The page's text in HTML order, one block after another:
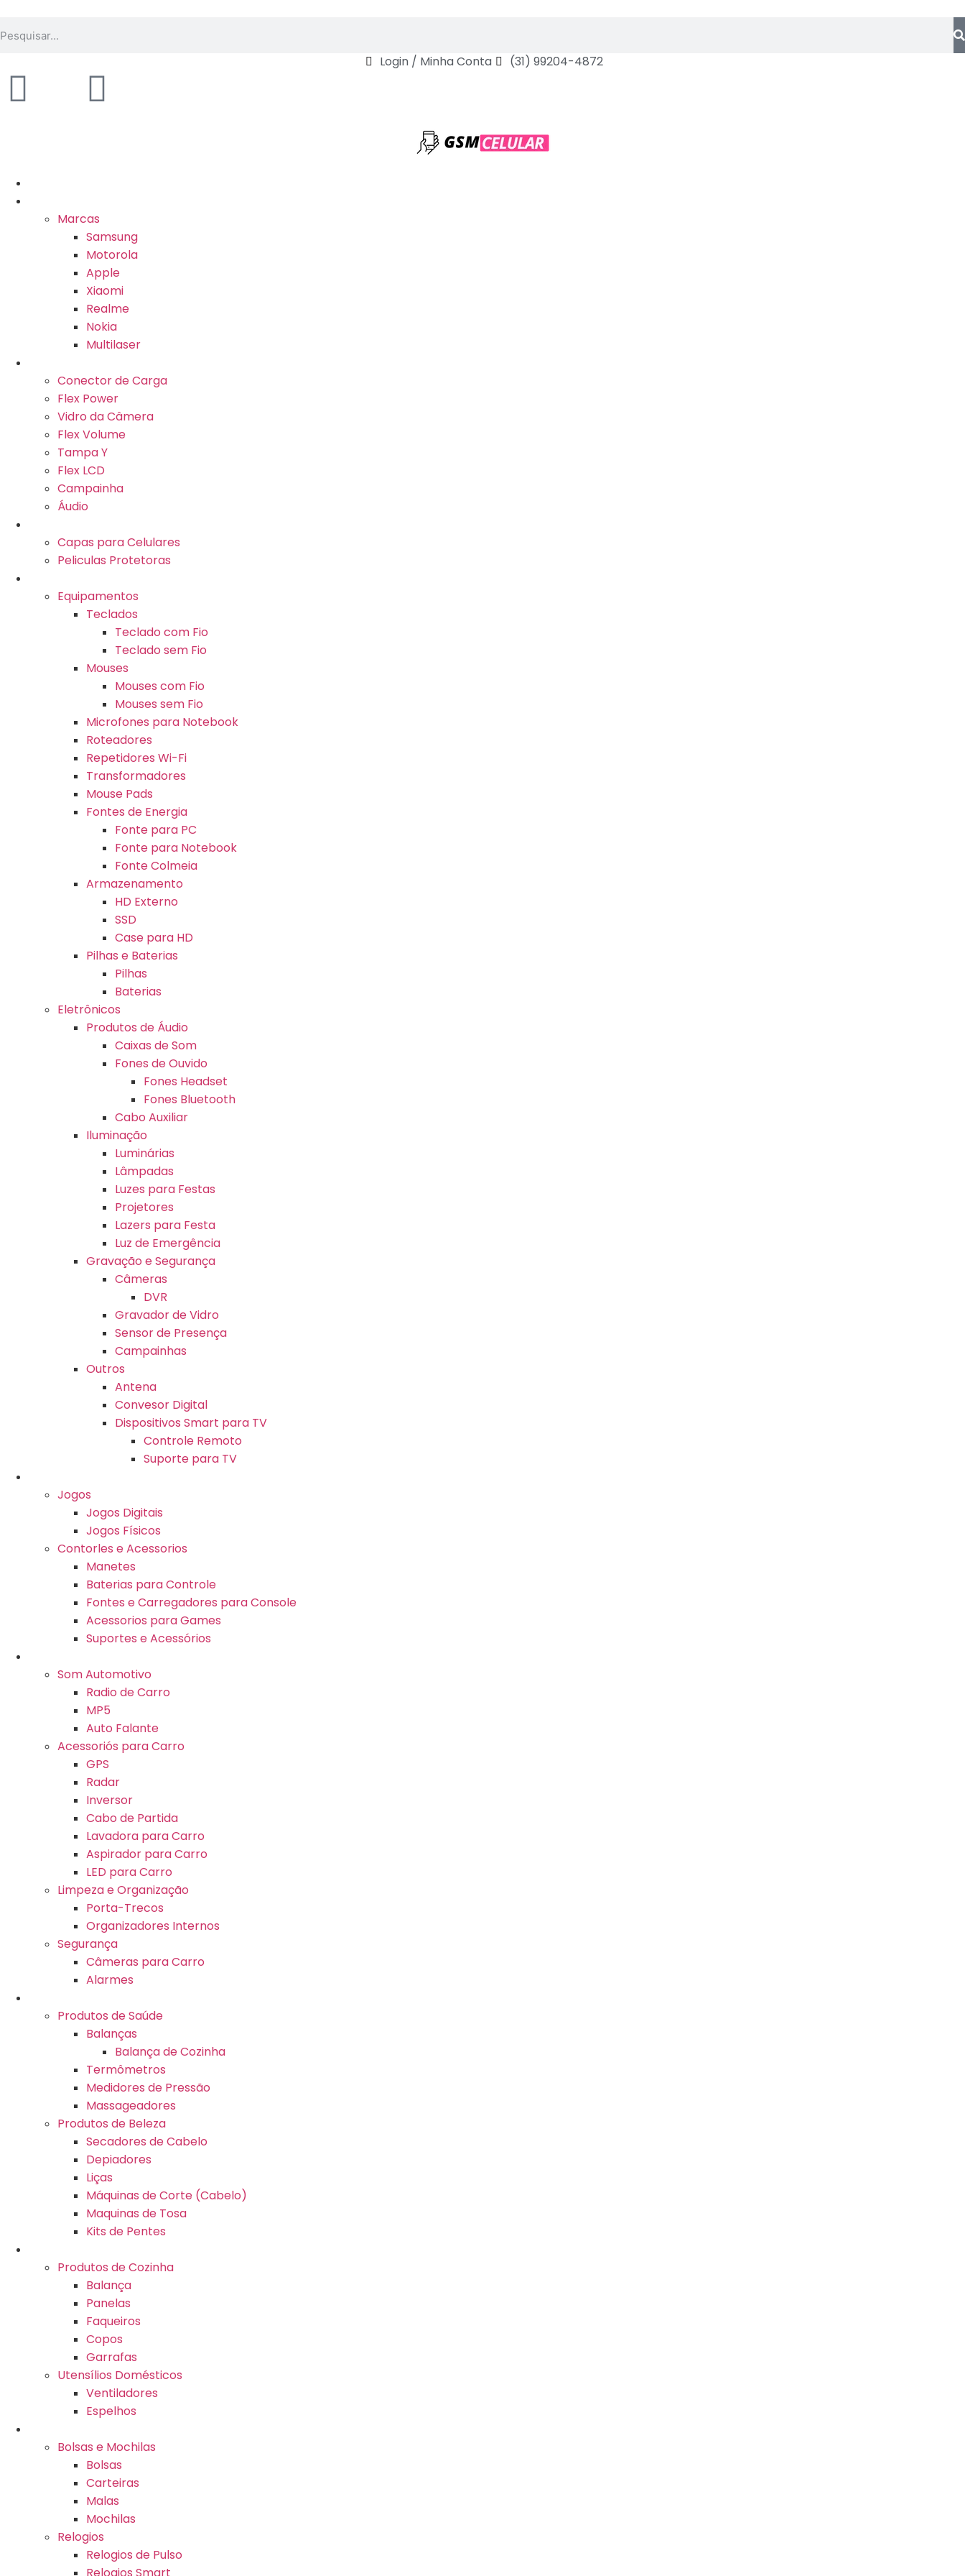
Login / Minha Conta (31) 99204-4872
Marcas
Samsung
Motorola
Apple
Xiaomi
Realme
Nokia
Multilaser
Conector de Carga
Flex Power
Vidro da Câmera
Flex Volume
Tampa Y
Flex LCD
Campainha
Áudio
Capas para Celulares
Peliculas Protetoras
Equipamentos
Teclados
Teclado com Fio
Teclado sem Fio
Mouses
Mouses com Fio
Mouses sem Fio
Microfones para Notebook
Roteadores
Repetidores Wi-Fi
Transformadores
Mouse Pads
Fontes de Energia
Fonte para PC
Fonte para Notebook
Fonte Colmeia
Armazenamento
HD Externo
SSD
Case para HD
Pilhas e Baterias
Pilhas
Baterias
Eletrônicos
Produtos de Áudio
Caixas de Som
Fones de Ouvido
Fones Headset
Fones Bluetooth
Cabo Auxiliar
Iluminação
Luminárias
Lâmpadas
Luzes para Festas
Projetores
Lazers para Festa
Luz de Emergência
Gravação e Segurança
Câmeras
DVR
Gravador de Vidro
Sensor de Presença
Campainhas
Outros
Antena
Convesor Digital
Dispositivos Smart para TV
Controle Remoto
Suporte para TV
Jogos
Jogos Digitais
Jogos Físicos
Contorles e Acessorios
Manetes
Baterias para Controle
Fontes e Carregadores para Console
Acessorios para Games
Suportes e Acessórios
Som Automotivo
Radio de Carro
MP5
Auto Falante
Acessoriós para Carro
GPS
Radar
Inversor
Cabo de Partida
Lavadora para Carro
Aspirador para Carro
LED para Carro
Limpeza e Organização
Porta-Trecos
Organizadores Internos
Segurança
Câmeras para Carro
Alarmes
Produtos de Saúde
Balanças
Balança de Cozinha
Termômetros
Medidores de Pressão
Massageadores
Produtos de Beleza
Secadores de Cabelo
Depiadores
Liças
Máquinas de Corte (Cabelo)
Maquinas de Tosa
Kits de Pentes
Produtos de Cozinha
Balança
Panelas
Faqueiros
Copos
Garrafas
Utensílios Domésticos
Ventiladores
Espelhos
Bolsas e Mochilas
Bolsas
Carteiras
Malas
Mochilas
Relogios
Relogios de Pulso